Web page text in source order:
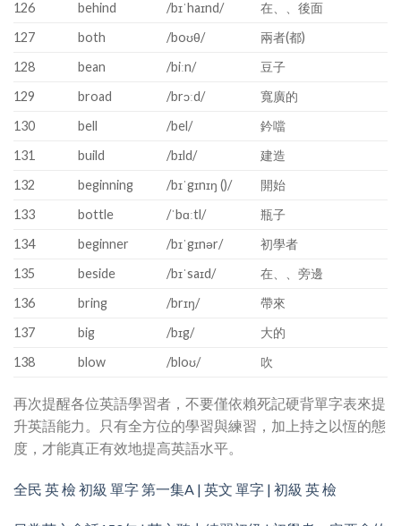
126 behind /bɪˈhaɪnd/
在、、後面
127
both /boʊθ/
兩者(都)
128
bean /biːn/
豆子
129
broad /brɔːd/
寬廣的
130
bell /bel/
鈐噹
131
build /bɪld/
建造
132
beginning /bɪˈgɪnɪŋ ()/
開始
133
bottle /ˈbɑːtl/
瓶子
134
beginner /bɪˈgɪnər/
初學者
135
beside /bɪˈsaɪd/
在、、旁邊
136
bring /brɪŋ/
帶來
137
big /bɪg/
大的
138
blow /bloʊ/ 吹
再次提醒各位英語學習者，不要僅依賴死記硬背單字表來提
升英語能力。只有全方位的學習與練習，加上持之以恆的態
度，才能真正有效地提高英語水平。
全民 英 檢 初級 單字 第一集A | 英文 單字 | 初級 英 檢